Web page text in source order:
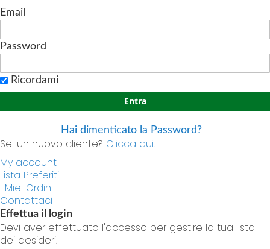
Email
Password
Ricordami
Entra
Hai dimenticato la Password?
Sei un nuovo cliente? Clicca qui.
My account
Lista Preferiti
I Miei Ordini
Contattaci
Effettua il login
Devi aver effettuato l'accesso per gestire la tua lista
dei desideri.